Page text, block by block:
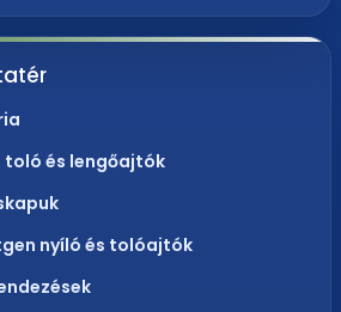
és lengőajtók
nyíló és tolóajtók